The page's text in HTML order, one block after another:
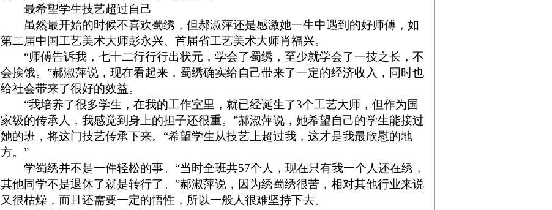
最希望学生技艺超过自己
虽然最开始的时候不喜欢蜀绣，但郝淑萍还是感激她一生中遇到的好师傅，如
第二届中国工艺美术大师彭永兴、首届省工艺美术大师肖福兴。
“师傅告诉我，七十二行行行出状元，学会了蜀绣，至少就学会了一技之长，不
会挨饿。”郝淑萍说，现在看起来， 蜀绣确实给自己带来了一定的经济收入，同时也
给社会带来了很好的效益。
“我培养了很多学生，在我的工作室里，就已经诞生了3个工艺大师，但作为国
家级的传承人，我感觉到身上的担子还很重。”郝淑萍说，她希望自己的学生能接过
她的班，将这门技艺传承下来。“希望学生从技艺上超过我，这才是我最欣慰的地
方。”
学蜀绣并不是一件轻松的事。“当时全班共57个人，现在只有我一个人还在绣，
其他同学不是退休了就是转行了。”郝淑萍说，因为绣蜀绣很苦，相对其他行业来说
又很枯燥，而且还需要一定的悟性，所以一般人很难坚持下去。